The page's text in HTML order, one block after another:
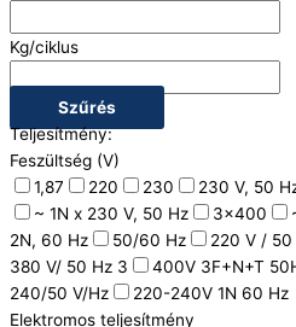
Kg/ciklus
Szűrés
Teljesítmény:
Feszültség (V)
1,87
220 230 230 V, 50
~ 1N x 230 V, 50 Hz
3x400
2N, 60 Hz
50/60 Hz 220 V / 50
380 V/ 50 Hz 3
400V 3F+N+T
240/50 V/Hz
220-240V 1N 60 Hz
Elektromos teljesítmény